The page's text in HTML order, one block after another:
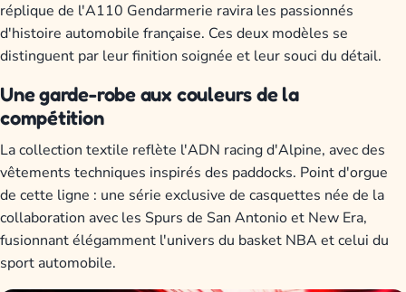
réplique de l'A110 Gendarmerie ravira les passionnés
d'histoire automobile française. Ces deux modèles se
distinguent par leur finition soignée et leur souci du détail.
Une garde-robe aux couleurs de la
compétition
La collection textile reflète l'ADN racing d'Alpine, avec des
vêtements techniques inspirés des paddocks. Point d'orgue
de cette ligne : une série exclusive de casquettes née de la
collaboration avec les Spurs de San Antonio et New Era,
fusionnant élégamment l'univers du basket NBA et celui du
sport automobile.